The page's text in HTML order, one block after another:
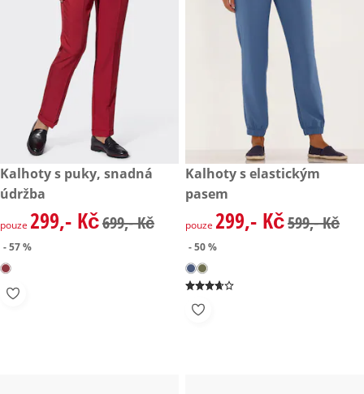
zlevněná cena: 299,- Kč, původní cena: 699,- Kč
- 57 %
Kalhoty s puky, snadná
údržba
zlevněná cena: 299,- Kč, původní cena: 699,- Kč
pouze 299,- Kč699,- Kč
- 57 %
zlevněná cena: 299,- Kč,
- 50 %
Kalhoty s elastickým
pasem
zlevněná cena: 299,- Kč,
pouze 299,- Kč599,- Kč
- 50 %